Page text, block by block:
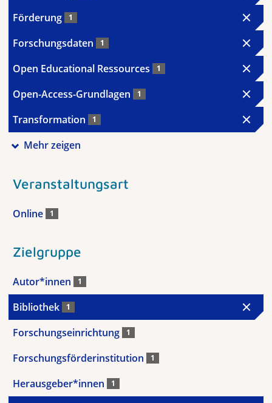
Förderung 1
Forschungsdaten 1
Open Educational Ressources 1
Open-Access-Grundlagen 1
Transformation 1
Mehr zeigen
Veranstaltungsart
Online 1
Zielgruppe
Autor*innen 1
Bibliothek 1
Forschungseinrichtung 1
Forschungsförderinstitution 1
Herausgeber*innen 1